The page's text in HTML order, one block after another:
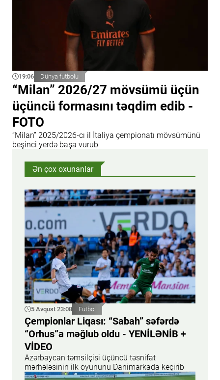
19:06 Dünya futbolu
“Milan” 2026/27 mövsümü üçün
üçüncü formasını təqdim edib -
FOTO
“Milan” 2025/2026-cı il İtaliya çempionatı mövsümünü
beşinci yerdə başa vurub
Ən çox oxunanlar
5 Avqust 23:08 Futbol
Çempionlar Liqası: “Sabah” səfərdə
“Orhus”a məğlub oldu - YENİLƏNİB +
VİDEO
Azərbaycan təmsilçisi üçüncü təsnifat
mərhələsinin ilk oyununu Danimarkada keçirib